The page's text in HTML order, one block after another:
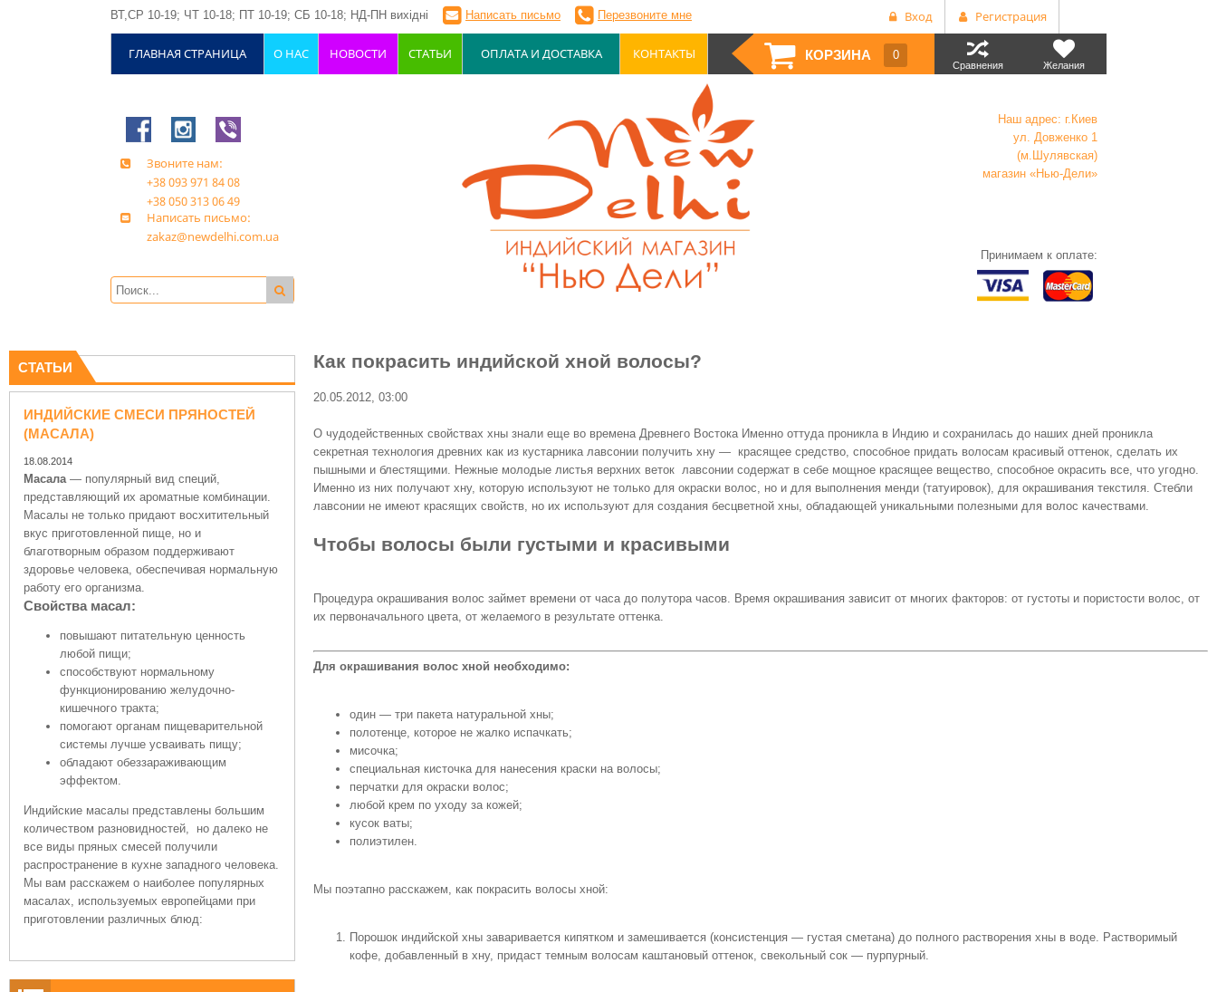
СТАТЬИ
ИНДИЙСКИЕ СМЕСИ ПРЯНОСТЕЙ
(МАСАЛА)
18.08.2014
Масала— популярный вид специй,
представляющий их ароматные комбинации.
Масалы не только придают восхитительный
вкус приготовленной пище, но и
благотворным образом поддерживают
здоровье человека, обеспечивая нормальную
работу его организма.
Свойства масал:
повышают питательную ценность
любой пищи;
способствуют нормальному
функционированию желудочно-
кишечного тракта;
помогают органам пищеварительной
системы лучше усваивать пищу;
обладают обеззараживающим
эффектом.
Индийские масалы представлены большим
количеством разновидностей, но далеко не
все виды пряных смесей получили
распространение в кухне западного человека.
Мы вам расскажем о наиболее популярных
масалах, используемых европейцами при
приготовлении различных блюд:
Как покрасить индийской хной волосы?
20.05.2012, 03:00
О чудодейственных свойствах хны знали еще во времена Древнего Востока Именно оттуда проникла в Индию и сохранилась до наших дней проникла
секретная технология древних как из кустарника лавсонии получить хну — красящее средство, способное придать волосам красивый оттенок, сделать их
пышными и блестящими. Нежные молодые листья верхних веток лавсонии содержат в себе мощное красящее вещество, способное окрасить все, что угодно.
Именно из них получают хну, которую используют не только для окраски волос, но и для выполнения менди (татуировок), для окрашивания текстиля. Стебли
лавсонии не имеют красящих свойств, но их используют для создания бесцветной хны, обладающей уникальными полезными для волос качествами.
Чтобы волосы были густыми и красивыми
Процедура окрашивания волос займет времени от часа до полутора часов. Время окрашивания зависит от многих факторов: от густоты и пористости волос, от
их первоначального цвета, от желаемого в результате оттенка.
Для окрашивания волос хной необходимо:
один — три пакета натуральной хны;
полотенце, которое не жалко испачкать;
мисочка;
специальная кисточка для нанесения краски на волосы;
перчатки для окраски волос;
любой крем по уходу за кожей;
кусок ваты;
полиэтилен.
Мы поэтапно расскажем, как покрасить волосы хной:
Порошок индийской хны заваривается кипятком и замешивается (консистенция — густая сметана) до полного растворения хны в воде. Растворимый
кофе, добавленный в хну, придаст темным волосам каштановый оттенок, свекольный сок — пурпурный.
ВТ,СР 10-19; ЧТ 10-18; ПТ 10-19; СБ 10-18; НД-ПН вихідні Написать письмо Перезвоните мне Вход Регистрация
ГЛАВНАЯ СТРАНИЦА О НАС НОВОСТИ СТАТЬИ ОПЛАТА И ДОСТАВКА КОНТАКТЫ КОРЗИНА 0
Сравнения Желания
Звоните нам:
+38 093 971 84 08
+38 050 313 06 49
Написать письмо:
zakaz@newdelhi.com.ua
Наш адрес: г.Киев
ул. Довженко 1
(м.Шулявская)
магазин «Нью-Дели»
Принимаем к оплате: